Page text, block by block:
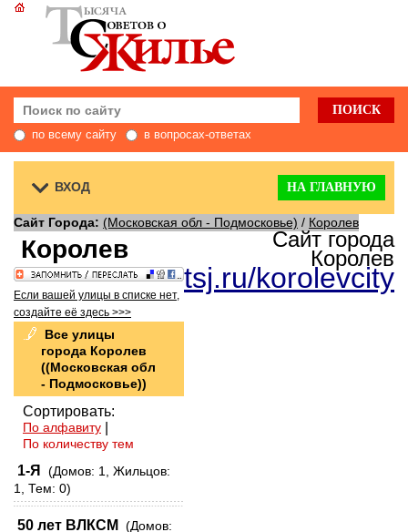
по всему сайту в вопросах-ответах
ВХОД НА ГЛАВНУЮ
Сайт Города: (Московская обл - Подмосковье) / Королев
Королев
Если вашей улицы в списке нет,
создайте её здесь >>>
Сайт города
Королев
tsj.ru/korolevcity
Все улицы
города Королев
((Московская обл
- Подмосковье))
Сортировать:
По алфавиту
По количеству тем
1-Я (Домов: 1, Жильцов:
1, Тем: 0)
50 лет ВЛКСМ (Домов: